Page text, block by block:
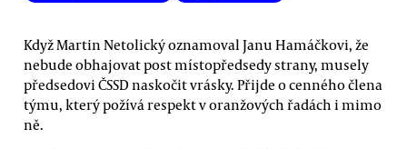
Když Martin Netolický oznamoval Janu Hamáčkovi, že
nebude obhajovat post místopředsedy strany, musely
předsedovi ČSSD naskočit vrásky. Přijde o cenného člena
týmu, který požívá respekt v oranžových řadách i mimo
ně.